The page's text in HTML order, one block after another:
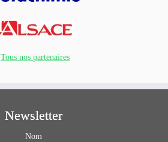
Tous nos partenaires
Newsletter
Nom